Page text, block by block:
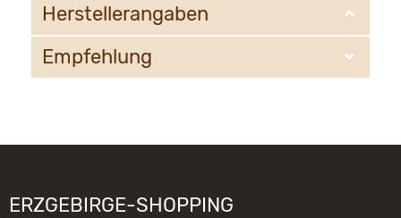
Herstellerangaben
Seiffener Volkskunst eG
Empfehlung
ERZGEBIRGE-SHOPPING